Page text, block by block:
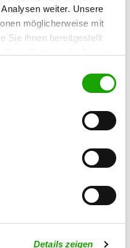
weiter. Unsere
möglicherweise mit
Sie ihnen bereitgestellt
weiterhin nutzen.
Details zeigen
Details
Details